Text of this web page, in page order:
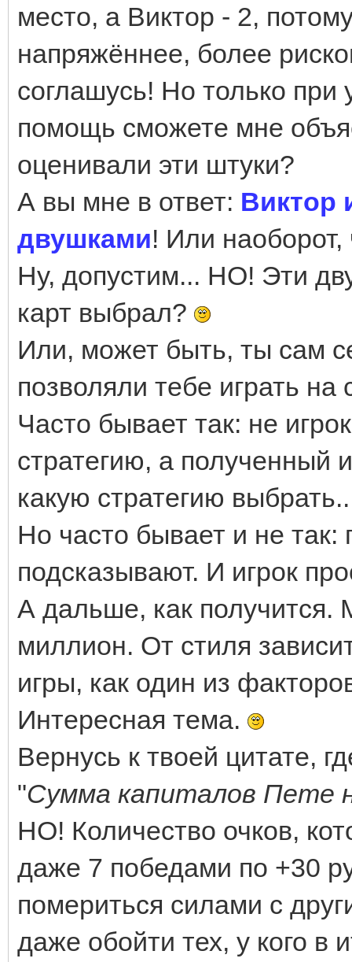
место, а Виктор - 2,
напряжённее, более
соглашусь! Но только при
помощь сможете мне
оценивали эти штуки?
А вы мне в ответ: Виктор
двушками! Или
Ну, допустим... НО! Эти
карт выбрал?
Или, может быть, ты сам
позволяли тебе играть на
Часто бывает так: не
стратегию, а полученный
какую стратегию
Но часто бывает и не так:
подсказывают. И игрок
А дальше, как
миллион. От стиля
игры, как один из
Интересная тема.
Вернусь к твоей цитате,
"Сумма капиталов Пете
НО! Количество очков,
даже 7 победами по +30
помериться силами с
даже обойти тех, у кого в